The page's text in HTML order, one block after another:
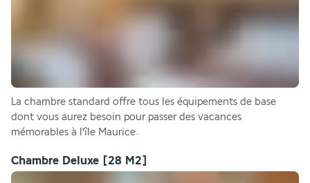
La chambre standard offre tous les équipements de base
dont vous aurez besoin pour passer des vacances
mémorables à l'île Maurice.
Chambre Deluxe [28 M2]